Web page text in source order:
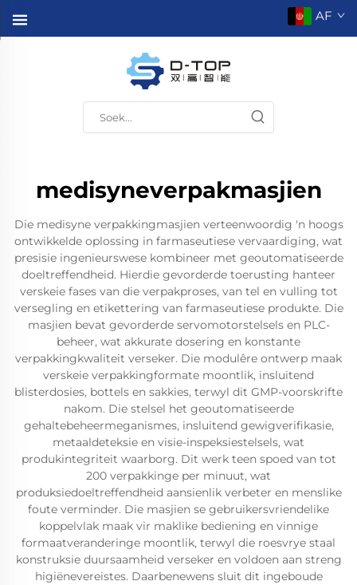
AF
medisyneverpakmasjien
Die medisyne verpakkingmasjien verteenwoordig 'n hoogs
ontwikkelde oplossing in farmaseutiese vervaardiging, wat
presisie ingenieurswese kombineer met geoutomatiseerde
doeltreffendheid. Hierdie gevorderde toerusting hanteer
verskeie fases van die verpakproses, van tel en vulling tot
versegling en etikettering van farmaseutiese produkte. Die
masjien bevat gevorderde servomotorstelsels en PLC-
beheer, wat akkurate dosering en konstante
verpakkingkwaliteit verseker. Die modulêre ontwerp maak
verskeie verpakkingformate moontlik, insluitend
blisterdosies, bottels en sakkies, terwyl dit GMP-voorskrifte
nakom. Die stelsel het geoutomatiseerde
gehaltebeheermeganismes, insluitend gewigverifikasie,
metaaldeteksie en visie-inspeksiestelsels, wat
produkintegriteit waarborg. Dit werk teen spoed van tot
200 verpakkinge per minuut, wat
produksiedoeltreffendheid aansienlik verbeter en menslike
foute verminder. Die masjien se gebruikersvriendelike
koppelvlak maak vir maklike bediening en vinnige
formaatveranderinge moontlik, terwyl die roesvrye staal
konstruksie duursaamheid verseker en voldoen aan streng
higiënevereistes. Daarbenewens sluit dit ingeboude